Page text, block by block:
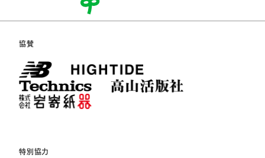
協賛
特別協力